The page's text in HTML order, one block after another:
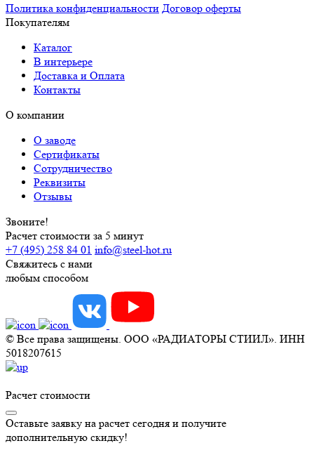
Политика конфиденциальности Договор оферты
Покупателям
Каталог
В интерьере
Доставка и Оплата
Контакты
О компании
О заводе
Сертификаты
Сотрудничество
Реквизиты
Отзывы
Звоните!
Расчет стоимости за 5 минут
+7 (495) 258 84 01 info@steel-hot.ru
Свяжитесь с нами
любым способом
© Все права защищены. ООО «РАДИАТОРЫ СТИИЛ». ИНН
5018207615
Расчет стоимости
Оставьте заявку на расчет сегодня и получите
дополнительную скидку!